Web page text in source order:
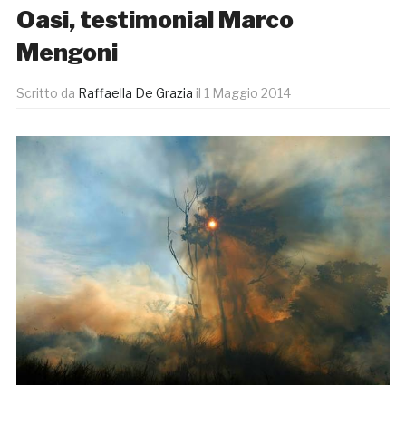
Oasi, testimonial Marco
Mengoni
Scritto da Raffaella De Grazia il 1 Maggio 2014